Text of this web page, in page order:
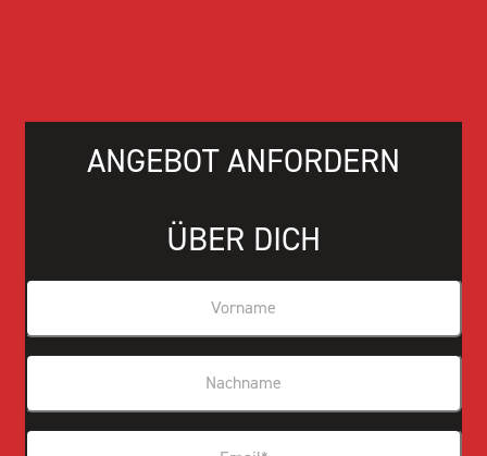
ANGEBOT ANFORDERN
ÜBER DICH